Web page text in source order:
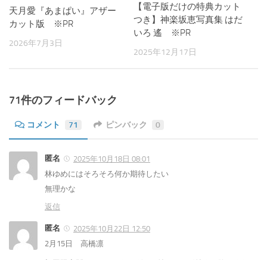
天月愛『あまぱい』アザー
カット版 ※PR
2026年7月3日
【電子版だけの特典カット
つき】神楽坂恵写真集 はだ
いろ 遙 ※PR
2025年12月17日
71件のフィードバック
コメント 71 ピンバック 0
匿名
2025年10月18日 08:01
林ゆめにはそろそろ何か期待したい
無理かな
返信
匿名
2025年10月22日 12:50
2月15日 高橋凛